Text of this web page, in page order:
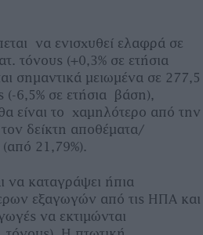
να ενισχυθεί ελαφρά σε
τόνους (+0,3% σε ετήσια
σημαντικά μειωμένα σε 277,5
(-6,5% σε ετήσια βάση),
είναι το χαμηλότερο από την
δείκτη αποθέματα/
21,79%).
να καταγράψει ήπια
εξαγωγών από τις ΗΠΑ και
να εκτιμώνται